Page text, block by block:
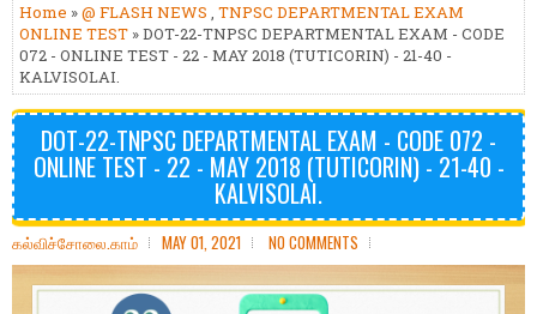
Home »@ FLASH NEWS , TNPSC DEPARTMENTAL EXAM
ONLINE TEST » DOT-22-TNPSC DEPARTMENTAL EXAM - CODE
072 - ONLINE TEST - 22 - MAY 2018 (TUTICORIN) - 21-40 -
KALVISOLAI.
DOT-22-TNPSC DEPARTMENTAL EXAM - CODE 072 -
ONLINE TEST - 22 - MAY 2018 (TUTICORIN) - 21-40 -
KALVISOLAI.
கல்விச்சோலை.காம் MAY 01, 2021 NO COMMENTS